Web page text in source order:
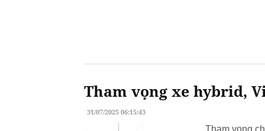
Tham vọng xe hybrid,
31/07/2025 06:15:43
Tham vọng